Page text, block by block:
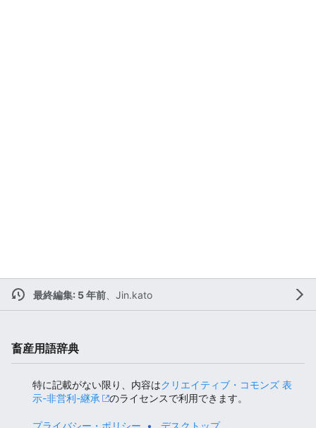
最終編集: 5 年前、 Jin.kato
畜産用語辞典
特に記載がない限り、内容はクリエイティブ・コモンズ 表
示-非営利-継承
のライセンスで利用できます。
プライバシー・ポリシー デスクトップ